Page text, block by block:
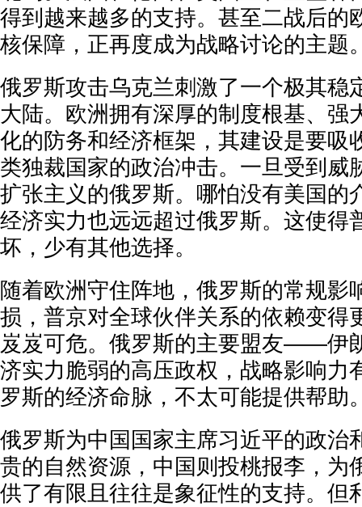
得到越来越多的支持。甚至二战后的
核保障，正再度成为战略讨论的主题
俄罗斯攻击乌克兰刺激了一个极其稳
大陆。欧洲拥有深厚的制度根基、强
化的防务和经济框架，其建设是要吸
类独裁国家的政治冲击。一旦受到威
扩张主义的俄罗斯。哪怕没有美国的
经济实力也远远超过俄罗斯。这使得
坏，少有其他选择。
随着欧洲守住阵地，俄罗斯的常规影
损，普京对全球伙伴关系的依赖变得
岌岌可危。俄罗斯的主要盟友——
济实力脆弱的高压政权，战略影响力
罗斯的经济命脉，不太可能提供帮助
俄罗斯为中国国家主席习近平的政治
贵的自然资源，中国则投桃报李，为
供了有限且往往是象征性的支持。但